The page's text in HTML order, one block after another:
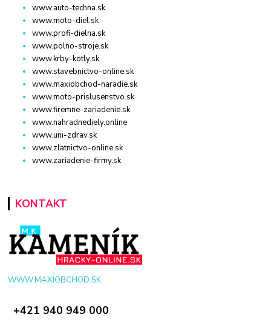
www.auto-techna.sk
www.moto-diel.sk
www.profi-dielna.sk
www.polno-stroje.sk
www.krby-kotly.sk
www.stavebnictvo-online.sk
www.maxiobchod-naradie.sk
www.moto-prislusenstvo.sk
www.firemne-zariadenie.sk
www.nahradnediely.online
www.uni-zdrav.sk
www.zlatnictvo-online.sk
www.zariadenie-firmy.sk
KONTAKT
WWW.MAXIOBCHOD.SK
+421 940 949 000